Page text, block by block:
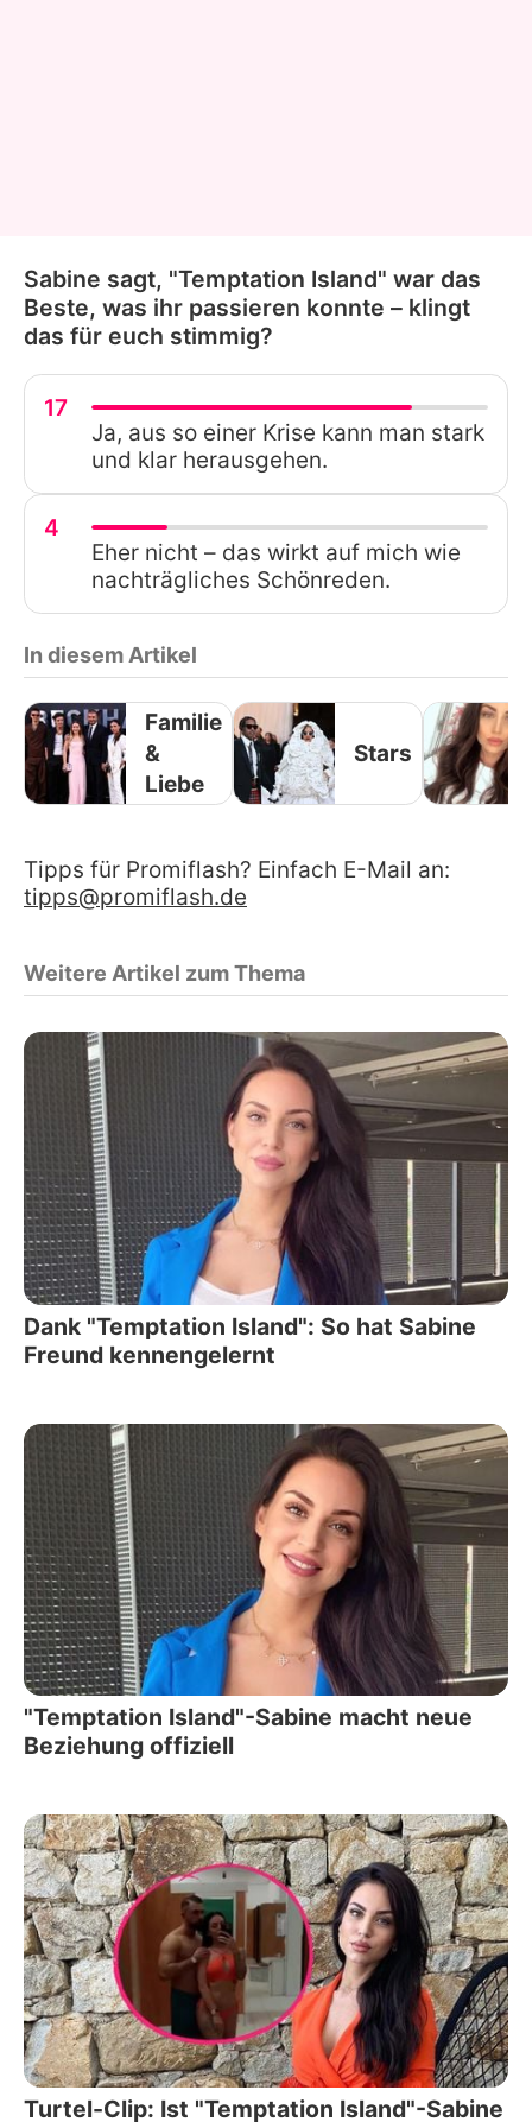
Sabine sagt, "Temptation Island" war das
Beste, was ihr passieren konnte – klingt
das für euch stimmig?
17
Ja, aus so einer Krise kann man stark
und klar herausgehen.
4
Eher nicht – das wirkt auf mich wie
nachträgliches Schönreden.
In diesem Artikel
Familie
&
Liebe
Stars
Tipps für Promiflash? Einfach E-Mail an:
tipps@promiflash.de
Weitere Artikel zum Thema
Dank "Temptation Island": So hat Sabine
Freund kennengelernt
"Temptation Island"-Sabine macht neue
Beziehung offiziell
Turtel-Clip: Ist "Temptation Island"-Sabine